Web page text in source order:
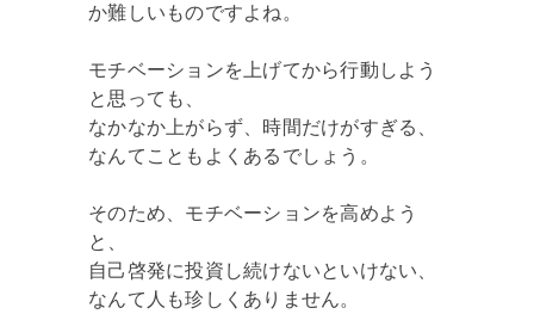
か難しいものですよね。
モチベーションを上げてから行動しよう
と思っても、
なかなか上がらず、時間だけがすぎる、
なんてこともよくあるでしょう。
そのため、モチベーションを高めよう
と、
自己啓発に投資し続けないといけない、
なんて人も珍しくありません。